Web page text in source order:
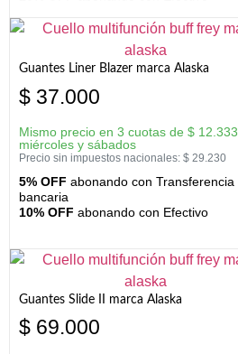
Guantes Liner Blazer marca Alaska
$ 37.000
Mismo precio en 3 cuotas de $ 12.333
miércoles y sábados
Precio sin impuestos nacionales: $ 29.230
5% OFF abonando con Transferencia
bancaria
10% OFF abonando con Efectivo
Guantes Slide II marca Alaska
$ 69.000